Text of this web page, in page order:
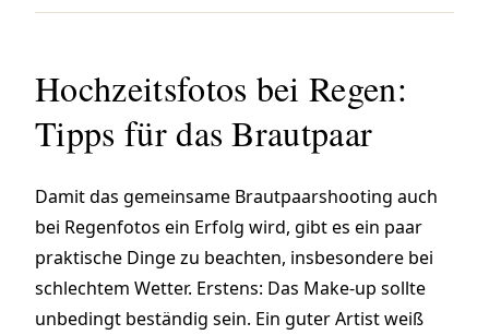
Hochzeitsfotos bei Regen:
Tipps für das Brautpaar
Damit das gemeinsame Brautpaarshooting auch
bei Regenfotos ein Erfolg wird, gibt es ein paar
praktische Dinge zu beachten, insbesondere bei
schlechtem Wetter. Erstens: Das Make-up sollte
unbedingt beständig sein. Ein guter Artist weiß